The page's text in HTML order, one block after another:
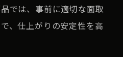
では、事前に適切な面取
、仕上がりの安定性を高